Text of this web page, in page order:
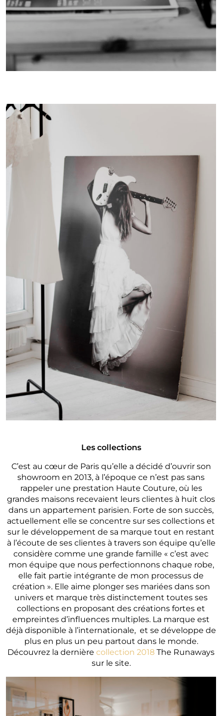
Les collections
C’est au cœur de Paris qu’elle a décidé d’ouvrir son
showroom en 2013, à l’époque ce n’est pas sans
rappeler une prestation Haute Couture, où les
grandes maisons recevaient leurs clientes à huit clos
dans un appartement parisien. Forte de son succès,
actuellement elle se concentre sur ses collections et
sur le développement de sa marque tout en restant
à l’écoute de ses clientes à travers son équipe qu’elle
considère comme une grande famille « c’est avec
mon équipe que nous perfectionnons chaque robe,
elle fait partie intégrante de mon processus de
création ». Elle aime plonger ses mariées dans son
univers et marque très distinctement toutes ses
collections en proposant des créations fortes et
empreintes d’influences multiples. La marque est
déjà disponible à l’internationale, et se développe de
plus en plus un peu partout dans le monde.
Découvrez la dernière collection 2018 The Runaways
sur le site.